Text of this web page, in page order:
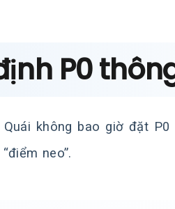
P0
không bao giờ đặt
neo”.